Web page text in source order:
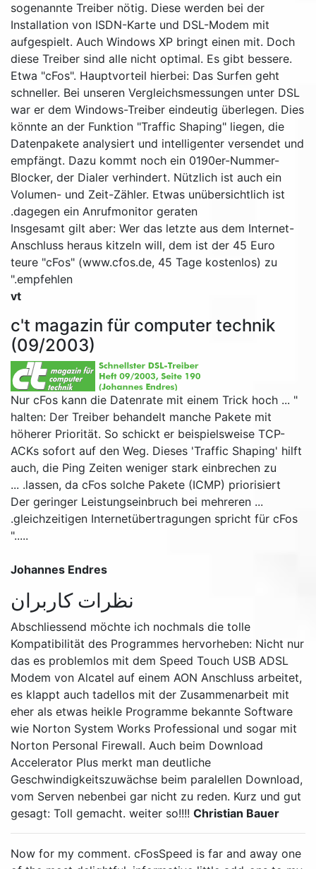
sogenannte Treiber nötig. Diese werden bei der
Installation von ISDN-Karte und DSL-Modem mit
aufgespielt. Auch Windows XP bringt einen mit. Doch
diese Treiber sind alle nicht optimal. Es gibt bessere.
Etwa "cFos". Hauptvorteil hierbei: Das Surfen geht
schneller. Bei unseren Vergleichsmessungen unter DSL
war er dem Windows-Treiber eindeutig überlegen. Dies
könnte an der Funktion "Traffic Shaping" liegen, die
Datenpakete analysiert und intelligenter versendet und
empfängt. Dazu kommt noch ein 0190er-Nummer-
Blocker, der Dialer verhindert. Nützlich ist auch ein
Volumen- und Zeit-Zähler. Etwas unübersichtlich ist
dagegen ein Anrufmonitor geraten.
Insgesamt gilt aber: Wer das letzte aus dem Internet-
Anschluss heraus kitzeln will, dem ist der 45 Euro
teure "cFos" (www.cfos.de, 45 Tage kostenlos) zu
empfehlen."
vt
c't magazin für computer technik
(09/2003)
" ... Nur cFos kann die Datenrate mit einem Trick hoch
halten: Der Treiber behandelt manche Pakete mit
höherer Priorität. So schickt er beispielsweise TCP-
ACKs sofort auf den Weg. Dieses 'Traffic Shaping' hilft
auch, die Ping Zeiten weniger stark einbrechen zu
lassen, da cFos solche Pakete (ICMP) priorisiert. ...
... Der geringer Leistungseinbruch bei mehreren
gleichzeitigen Internetübertragungen spricht für cFos.
....."
Johannes Endres
نظرات کاربران
Abschliessend möchte ich nochmals die tolle
Kompatibilität des Programmes hervorheben: Nicht nur
das es problemlos mit dem Speed Touch USB ADSL
Modem von Alcatel auf einem AON Anschluss arbeitet,
es klappt auch tadellos mit der Zusammenarbeit mit
eher als etwas heikle Programme bekannte Software
wie Norton System Works Professional und sogar mit
Norton Personal Firewall. Auch beim Download
Accelerator Plus merkt man deutliche
Geschwindigkeitszuwächse beim paralellen Download,
vom Serven nebenbei gar nicht zu reden. Kurz und gut
gesagt: Toll gemacht. weiter so!!!! Christian Bauer
Now for my comment. cFosSpeed is far and away one